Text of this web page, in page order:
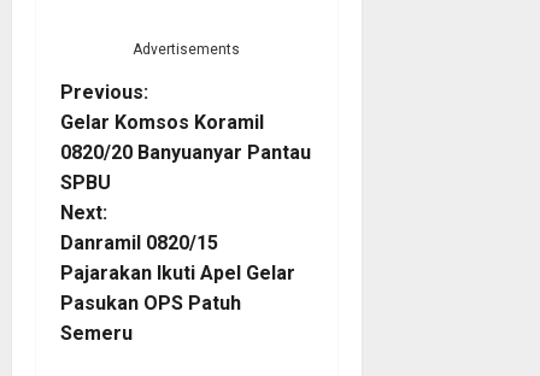
Advertisements
P
o
s
t
n
a
Previous:
Gelar Komsos Koramil
0820/20 Banyuanyar Pantau
SPBU
Next:
Danramil 0820/15
Pajarakan Ikuti Apel Gelar
Pasukan OPS Patuh
Semeru